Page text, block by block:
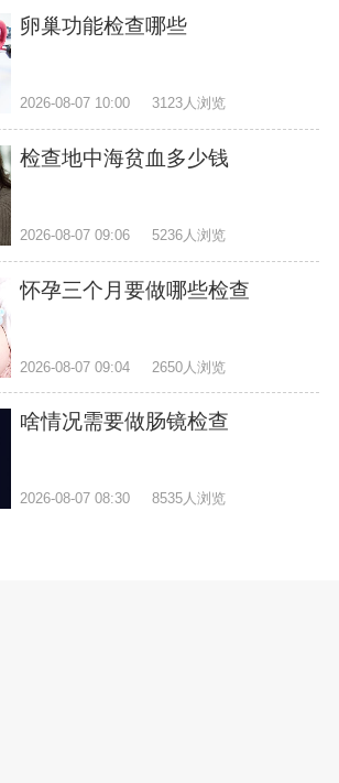
卵巢功能检查哪些
2026-08-07 10:00 3123人浏览
检查地中海贫血多少钱
2026-08-07 09:06 5236人浏览
怀孕三个月要做哪些检查
2026-08-07 09:04 2650人浏览
啥情况需要做肠镜检查
2026-08-07 08:30 8535人浏览